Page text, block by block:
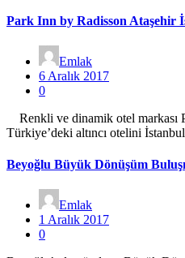
Park Inn by Radisson Ataşehir
Emlak
6 Aralık 2017
0
Renkli ve dinamik otel markası
Türkiye’deki altıncı otelini
Beyoğlu Büyük Dönüşüm
Emlak
1 Aralık 2017
0